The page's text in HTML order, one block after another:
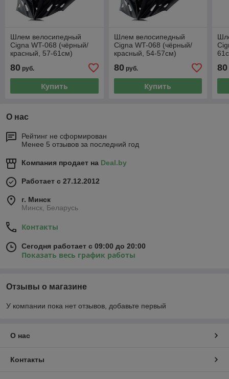
Шлем велосипедный
Cigna WT-068 (чёрный/
красный, 57-61см)
80 руб.
Купить
Шлем велосипедный
Cigna WT-068 (чёрный/
красный, 54-57см)
80руб.
Купить
80
О нас
Рейтинг не сформирован
Менее 5 отзывов за последний год
Компания продает на Deal.by
Работает с 27.12.2012
г. Минск
Минск, Беларусь
Контакты
Сегодня работает с 09:00 до 20:00
Показать весь график работы
Отзывы о магазине
У компании пока нет отзывов, добавьте первый
О нас
Контакты